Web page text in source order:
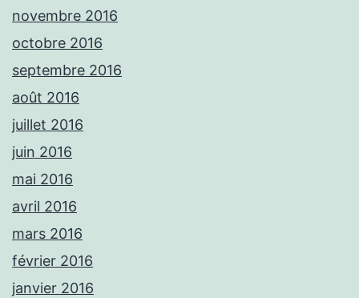
novembre 2016
octobre 2016
septembre 2016
août 2016
juillet 2016
juin 2016
mai 2016
avril 2016
mars 2016
février 2016
janvier 2016